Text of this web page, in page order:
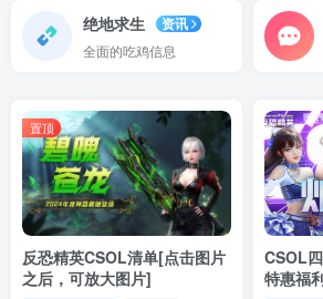
绝地求生
资讯
全面的吃鸡信息
置顶
反恐精英CSOL清单[点击图片
之后，可放大图片]
CSOL
特惠福